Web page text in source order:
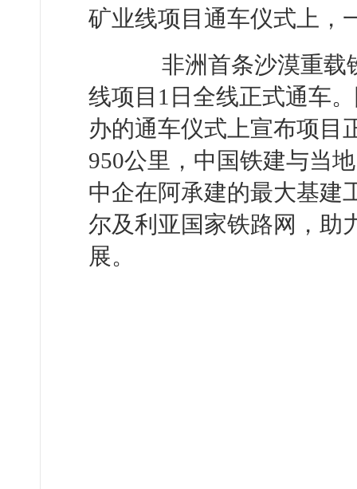
矿业线项目通车仪式上，
非洲首条沙漠重载
线项目1日全线正式通车
办的通车仪式上宣布项目
950公里，中国铁建与当
中企在阿承建的最大基建
尔及利亚国家铁路网，助
展。 （